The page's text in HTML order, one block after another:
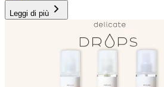
Leggi di più